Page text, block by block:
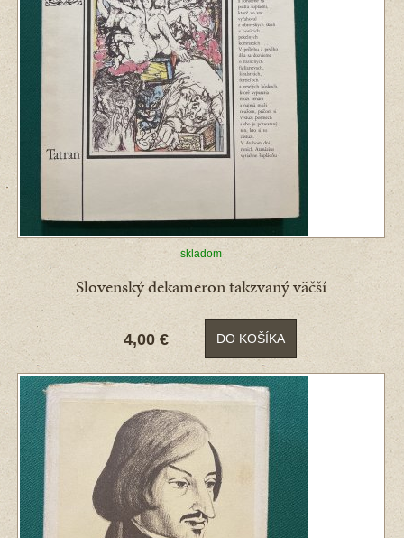
skladom
Slovenský dekameron takzvaný väčší
4,00 € DO KOŠÍKA